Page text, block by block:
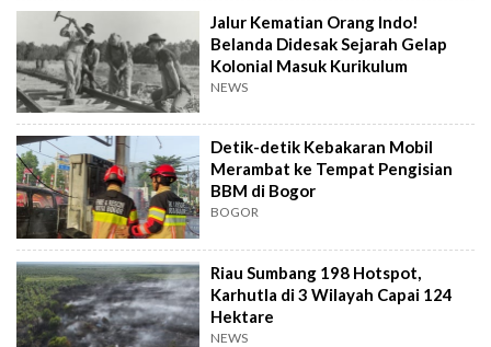
Jalur Kematian Orang Indo!
Belanda Didesak Sejarah Gelap
Kolonial Masuk Kurikulum
NEWS
Detik-detik Kebakaran Mobil
Merambat ke Tempat Pengisian
BBM di Bogor
BOGOR
Riau Sumbang 198 Hotspot,
Karhutla di 3 Wilayah Capai 124
Hektare
NEWS